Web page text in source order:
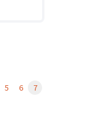
5 6 7